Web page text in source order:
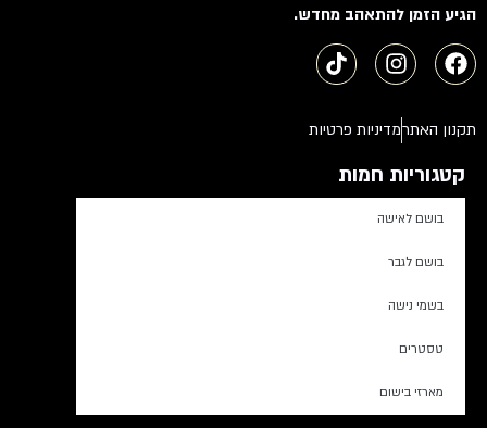
הגיע הזמן להתאהב מחדש.
תקנון האתרמדיניות פרטיות
קטגוריות חמות
בושם לאישה
בושם לגבר
בשמי נישה
טסטרים
מארזי בישום